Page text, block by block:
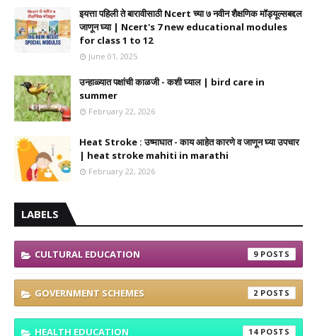
इयत्ता पहिली ते बारावीसाठी Ncert च्या ७ नवीन शैक्षणिक मॉड्यूल्सबद्दल
जाणून घ्या | Ncert's 7 new educational modules
for class 1 to 12
June 01, 2025
उन्हाळ्यात पक्षांची काळजी - कशी घ्याल | bird care in
summer
February 22, 2026
Heat Stroke : उष्माघात - काय आहेत कारणे व जाणून घ्या उपचार
| heat stroke mahiti in marathi
February 22, 2026
LABELS
CULTURAL EDUCATION 9
GOVERNMENT SCHEMES 2
HEALTH EDUCATION 14